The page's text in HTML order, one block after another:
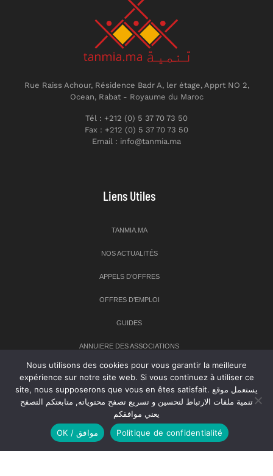
Rue Raiss Achour, Résidence Badr A, ler étage, Apprt NO 2,
Ocean, Rabat - Royaume du Maroc
Tél : +212 (0) 5 37 70 73 50
Fax : +212 (0) 5 37 70 73 50
Email : info@tanmia.ma
Liens Utiles
TANMIA.MA
NOS ACTUALITÉS
APPELS D’OFFRES
OFFRES D’EMPLOI
GUIDES
ANNUIERE DES ASSOCIATIONS
Newsletter
Inscrivez-vous à notre newsletter pour recevoir les dernières
nouvelles sur TANMIA
Nous utilisons des cookies pour vous garantir la meilleure
expérience sur notre site web. Si vous continuez à utiliser ce
site, nous supposerons que vous en êtes satisfait. يستعمل موقع
تنمية ملفات الارتباط لتحسين و تسريع تصفح محتوياته, متابعتكم التصفح
يعني موافقكم
OK / موافق
Politique de confidentialité